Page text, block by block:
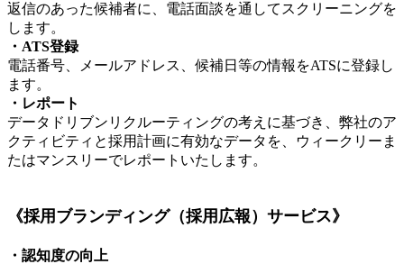
返信のあった候補者に、電話面談を通してスクリーニングを
します。
・ATS登録
電話番号、メールアドレス、候補日等の情報をATSに登録し
ます。
・レポート
データドリブンリクルーティングの考えに基づき、弊社のア
クティビティと採用計画に有効なデータを、ウィークリーま
たはマンスリーでレポートいたします。
《採用ブランディング（採用広報）サービス》
・認知度の向上